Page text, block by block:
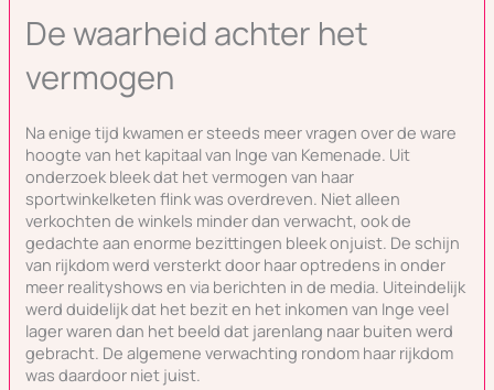
De waarheid achter het
vermogen
Na enige tijd kwamen er steeds meer vragen over de ware
hoogte van het kapitaal van Inge van Kemenade. Uit
onderzoek bleek dat het vermogen van haar
sportwinkelketen flink was overdreven. Niet alleen
verkochten de winkels minder dan verwacht, ook de
gedachte aan enorme bezittingen bleek onjuist. De schijn
van rijkdom werd versterkt door haar optredens in onder
meer realityshows en via berichten in de media. Uiteindelijk
werd duidelijk dat het bezit en het inkomen van Inge veel
lager waren dan het beeld dat jarenlang naar buiten werd
gebracht. De algemene verwachting rondom haar rijkdom
was daardoor niet juist.